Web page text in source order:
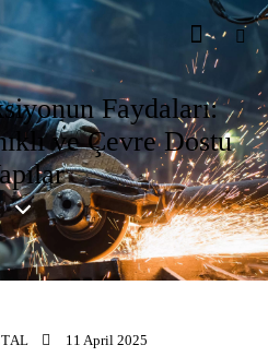
Faydaları:
ve Çevre Dostu
11 April 2025